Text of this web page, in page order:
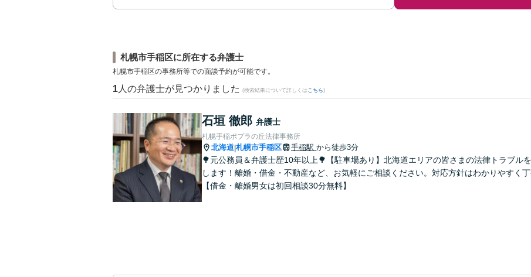
札幌市手稲区に所在する弁護士
札幌市手稲区の事務所等での面談予約が可能です。
1 人の弁護士が見つかりました (検索結果について詳しくは こちら)
石垣 徹郎 弁護士
札幌手稲ポプラの丘法律事務所
北海道|札幌市手稲区 手稲駅 から徒歩3分
🌳元公務員＆弁護士歴10年以上🌳【駐車場あり】北海道エリアの皆さまの法律トラブル
します！離婚・借金・不動産など、お気軽にご相談ください。対応方針はわかりやすく
【借金・離婚男女は初回相談30分無料】